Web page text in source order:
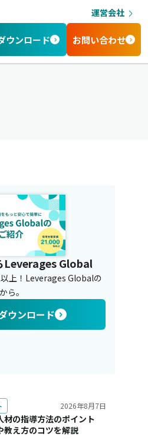
運営会社
ウンロード お問い合わせ
Leverages Global
上！Leverages Globalの
ら。
ウンロード
2026年8月7日
材の指導方法のポイント
教え方のコツを解説